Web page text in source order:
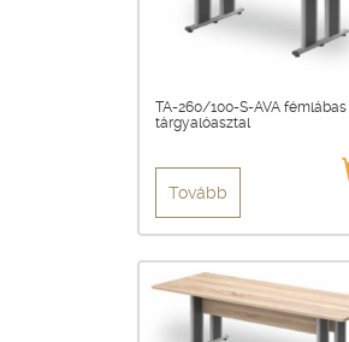
TA-260/100-S-AVA fémlábas
tárgyalóasztal
Tovább